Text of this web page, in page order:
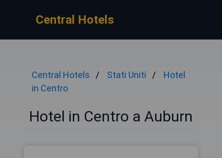
Central Hotels
Central Hotels Stati Uniti
Hotel
in Centro
Hotel in Centro a Auburn